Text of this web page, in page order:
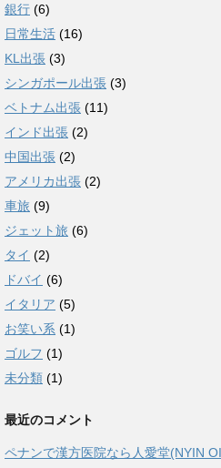
銀行 (6)
日常生活 (16)
KL出張 (3)
シンガポール出張 (3)
ベトナム出張 (11)
インド出張 (2)
中国出張 (2)
アメリカ出張 (2)
車旅 (9)
ジェット旅 (6)
タイ (2)
ドバイ (6)
イタリア (5)
お笑い系 (1)
ゴルフ (1)
未分類 (1)
最近のコメント
ペナンで漢方医院なら人愛堂(NYIN